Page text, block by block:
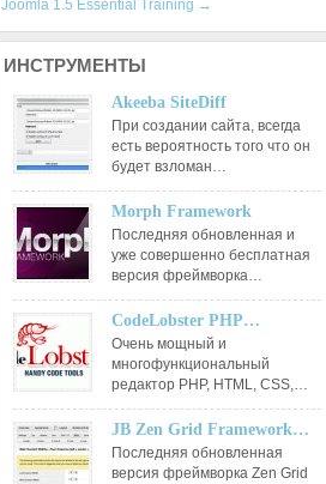
Joomla 1.5 Essential Training →
ИНСТРУМЕНТЫ
Akeeba SiteDiff
При создании сайта, всегда
есть вероятность того что он
будет взломан…
Morph Framework
Последняя обновленная и
уже совершенно бесплатная
версия фреймворка…
CodeLobster PHP…
Очень мощный и
многофункциональный
редактор РНР, HTML, CSS,…
JB Zen Grid Framework…
Последняя обновленная
версия фреймворка Zen Grid